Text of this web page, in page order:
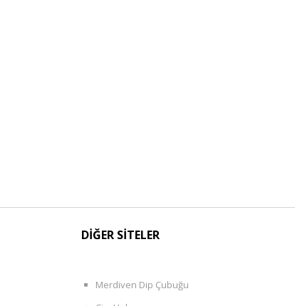
DİĞER SİTELER
Merdiven Dip Çubuğu